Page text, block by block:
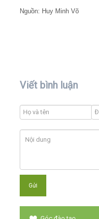
Nguồn: Huy Minh Võ
Viết bình luận